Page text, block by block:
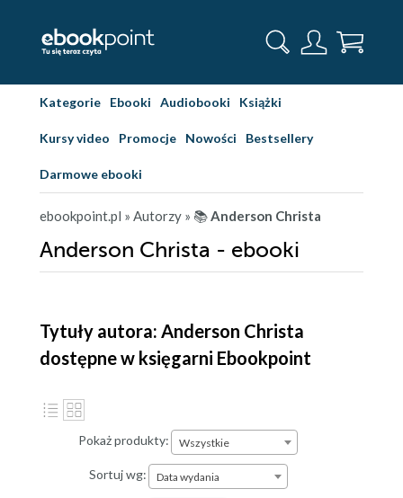
Kategorie Ebooki Audiobooki Książki
Kursy video Promocje Nowości Bestsellery
Darmowe ebooki
ebookpoint.pl » Autorzy » 📚Anderson Christa
Anderson Christa - ebooki
Tytuły autora: Anderson Christa
dostępne w księgarni Ebookpoint
Pokaż produkty: Wszystkie
Sortuj wg: Data wydania